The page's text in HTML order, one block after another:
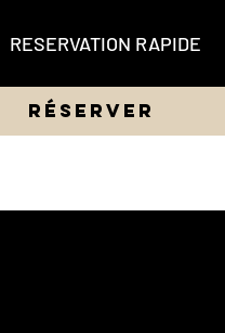
RESERVATION RAPIDE
Réserver